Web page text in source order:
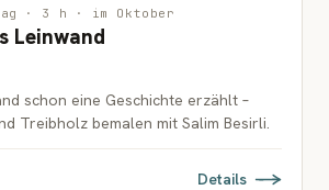
· 3 h · im Oktober
Leinwand
schon eine Geschichte erzählt –
Treibholz bemalen mit Salim Besirli.
Details